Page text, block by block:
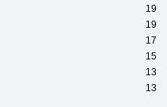
19
19
17
15
13
13